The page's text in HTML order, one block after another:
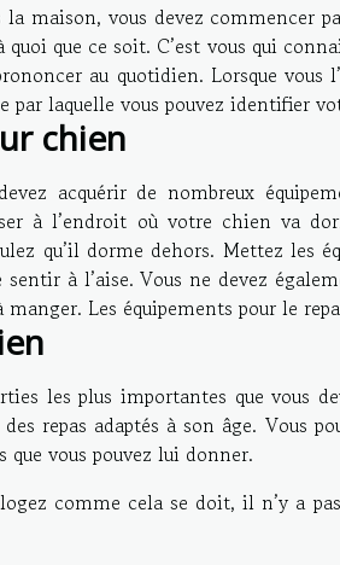
maison, vous devez commencer
que ce soit. C’est vous qui
au quotidien. Lorsque vous
par laquelle vous pouvez identifier
chien
acquérir de nombreux
à l’endroit où votre chien va
qu’il dorme dehors. Mettez les
à l’aise. Vous ne devez
Les équipements pour le
les plus importantes que vous
repas adaptés à son âge. Vous
vous pouvez lui donner.
comme cela se doit, il n’y a